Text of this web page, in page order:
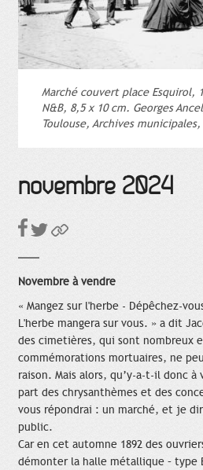
Marché couvert place Esquirol,
N&B, 8,5 x 10 cm. Georges
Toulouse, Archives municipales,
novembre 2024
Novembre à vendre
« Mangez sur l'herbe - Dépêchez-
L'herbe mangera sur vous. » a dit
des cimetières, qui sont nombreux
commémorations mortuaires, ne
raison. Mais alors, qu’y-a-t-il donc à
part des chrysanthèmes et des
vous répondrai : un marché, et je
public.
Car en cet automne 1892 des
démonter la halle métallique – type